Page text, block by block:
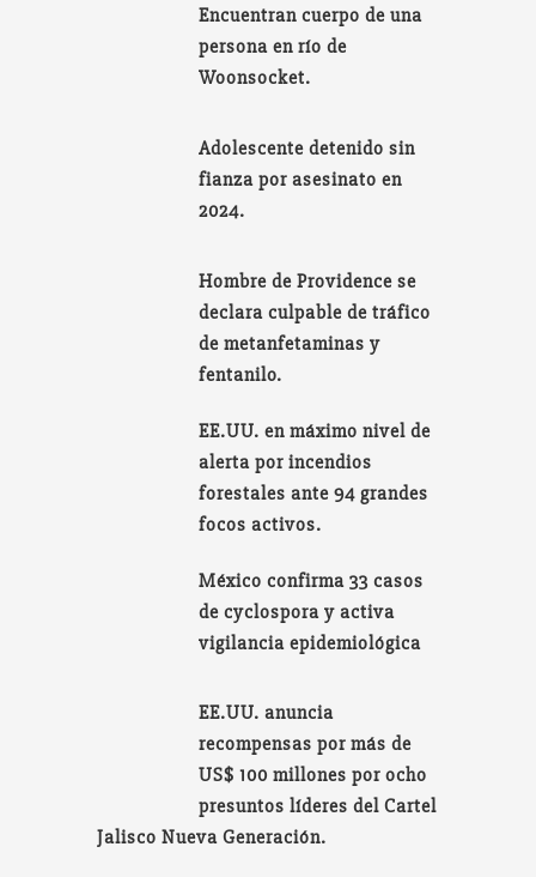
Encuentran cuerpo de una
persona en río de
Woonsocket.
Adolescente detenido sin
fianza por asesinato en
2024.
Hombre de Providence se
declara culpable de tráfico
de metanfetaminas y
fentanilo.
EE.UU. en máximo nivel de
alerta por incendios
forestales ante 94 grandes
focos activos.
México confirma 33 casos
de cyclospora y activa
vigilancia epidemiológica
EE.UU. anuncia
recompensas por más de
US$ 100 millones por ocho
presuntos líderes del Cartel
Jalisco Nueva Generación.